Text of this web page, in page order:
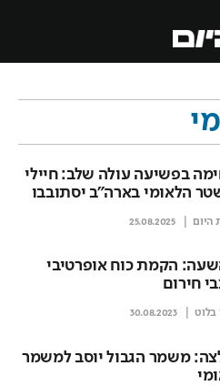
בפשיעה עולה שלב: חיילי
הלאומי בארה"ב יסתובבו
היום 25.08.2025
הקמת כוח אופרטיבי
חירום
בלוט 30.08.2023
משמר הגבול יוסב למשמר